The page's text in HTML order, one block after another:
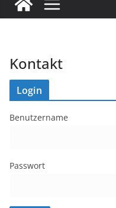
Kontakt
Login
Benutzername
Passwort